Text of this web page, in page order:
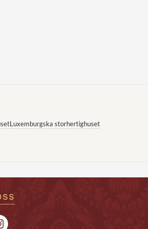
Luxemburgska storhertighuset